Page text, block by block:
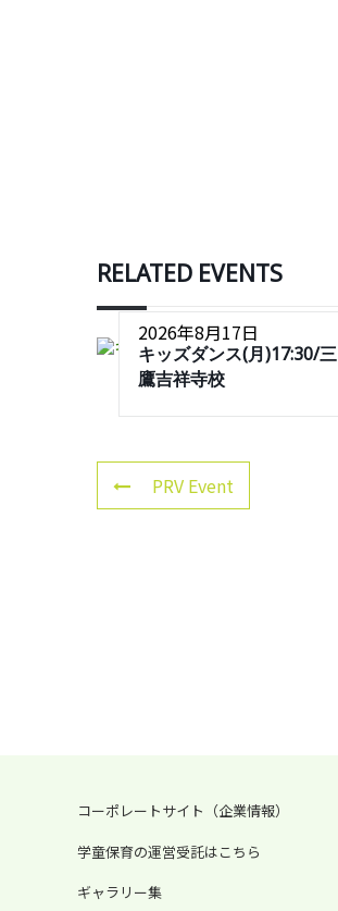
RELATED EVENTS
2026年8月17日
キッズダンス(月)17:30/三
鷹吉祥寺校
PRV Event
コーポレートサイト（企業情報）
学童保育の運営受託はこちら
ギャラリー集